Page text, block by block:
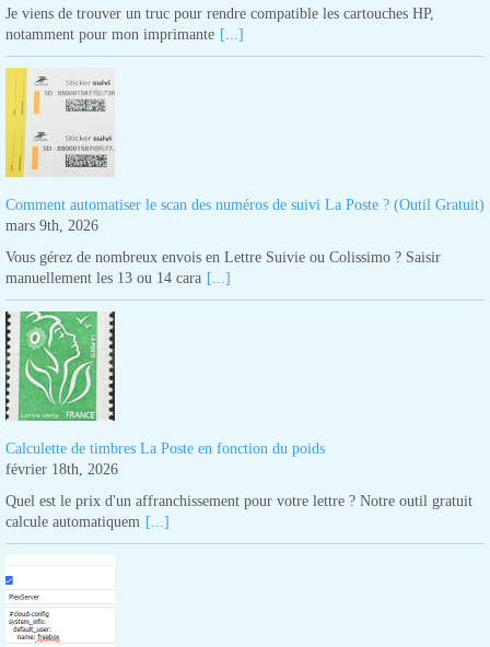
Je viens de trouver un truc pour rendre compatible les cartouches HP,
notamment pour mon imprimante [...]
Comment automatiser le scan des numéros de suivi La Poste ? (Outil Gratuit)
mars 9th, 2026
Vous gérez de nombreux envois en Lettre Suivie ou Colissimo ? Saisir
manuellement les 13 ou 14 cara [...]
Calculette de timbres La Poste en fonction du poids
février 18th, 2026
Quel est le prix d'un affranchissement pour votre lettre ? Notre outil gratuit
calcule automatiquem [...]